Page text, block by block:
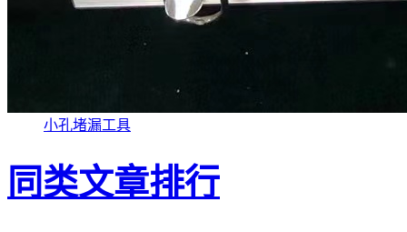
小孔堵漏工具
同类文章排行